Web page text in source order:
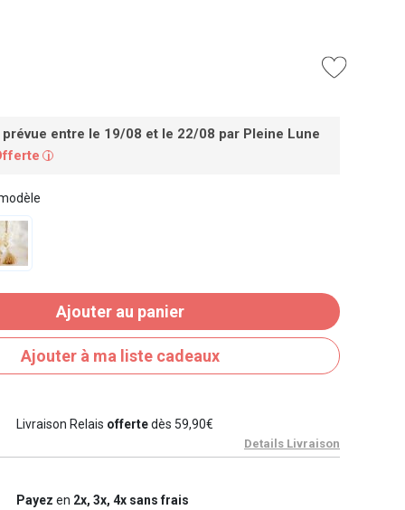
entre le 19/08 et le 22/08 par Pleine Lune
i
Ajouter au panier
Ajouter à ma liste cadeaux
Livraison Relais offertedès 59,90€
Details Livraison
Payez en 2x, 3x, 4x sans frais